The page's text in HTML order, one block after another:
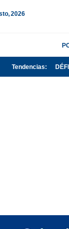
2026
Tendencias: